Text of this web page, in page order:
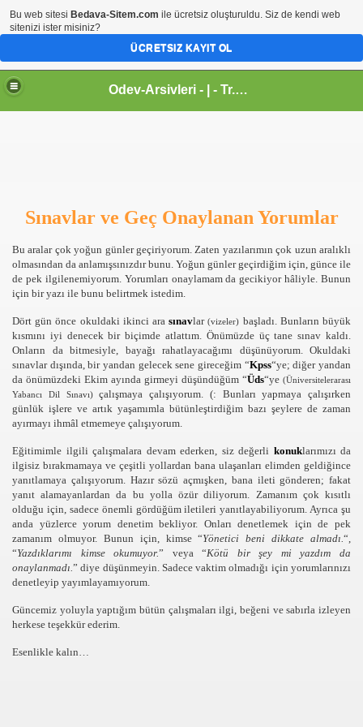
Odev-Arsivleri - | - Tr.gg - Sanal Egitim Yuvasi
Sınavlar ve Geç Onaylanan Yorumlar
Bu aralar çok yoğun günler geçiriyorum. Zaten yazılarımın çok uzun aralıklı
olmasından da anlamışsınızdır bunu. Yoğun günler geçirdiğim için, günce ile
de pek ilgilenemiyorum. Yorumları onaylamam da gecikiyor hâliyle. Bunun
için bir yazı ile bunu belirtmek istedim.
Dört gün önce okuldaki ikinci arasınavlar(vizeler) başladı. Bunların büyük
kısmını iyi denecek bir biçimde atlattım. Önümüzde üç tane sınav kaldı.
Onların da bitmesiyle, bayağı rahatlayacağımı düşünüyorum. Okuldaki
sınavlar dışında, bir yandan gelecek sene gireceğim “Kpss“ye; diğer yandan
da önümüzdeki Ekim ayında girmeyi düşündüğüm “Üds“ye (Üniversitelerarası
Yabancı Dil Sınavı)çalışmaya çalışıyorum. (: Bunları yapmaya çalışırken
günlük işlere ve artık yaşamımla bütünleştirdiğim bazı şeylere de zaman
ayırmayı ihmâl etmemeye çalışıyorum.
Eğitimimle ilgili çalışmalara devam ederken, siz değerli konuklarımızı da
ilgisiz bırakmamaya ve çeşitli yollardan bana ulaşanları elimden geldiğince
yanıtlamaya çalışıyorum. Hazır sözü açmışken, bana ileti gönderen; fakat
yanıt alamayanlardan da bu yolla özür diliyorum. Zamanım çok kısıtlı
olduğu için, sadece önemli gördüğüm iletileri yanıtlayabiliyorum. Ayrıca şu
anda yüzlerce yorum denetim bekliyor. Onları denetlemek için de pek
zamanım olmuyor. Bunun için, kimse “Yönetici beni dikkate almadı.“,
“Yazdıklarımı kimse okumuyor.” veya “Kötü bir şey mi yazdım da
onaylanmadı.” diye düşünmeyin. Sadece vaktim olmadığı için yorumlarınızı
denetleyip yayımlayamıyorum.
Güncemiz yoluyla yaptığım bütün çalışmaları ilgi, beğeni ve sabırla izleyen
herkese teşekkür ederim.
Esenlikle kalın…
Bu web sitesi Bedava-Sitem.com ile ücretsiz oluşturuldu. Siz de kendi web
sitenizi ister misiniz?
ÜCRETSIZ KAYIT OL